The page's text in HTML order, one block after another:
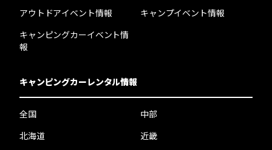
アウトドアイベント情報
キャンピングカーイベント情
報
キャンプイベント情報
キャンピングカーレンタル情報
全国
北海道
中部
近畿